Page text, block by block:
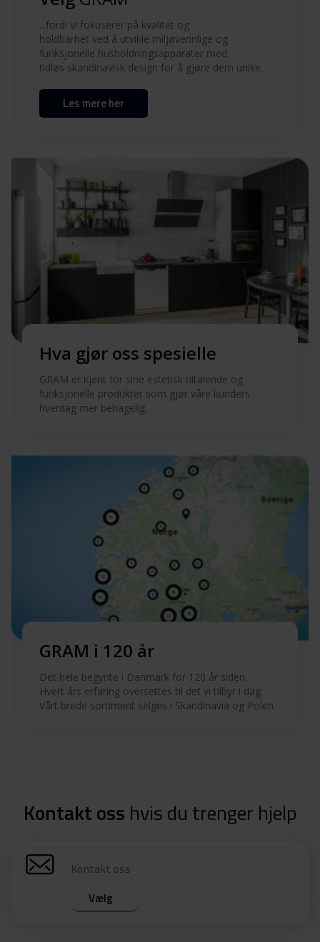
Produktbilde EKIP 12654-92 X
Produktbilde EKIP
Last ned
...fordi vi fokuserer på kvalitet og
holdbarhet ved å utvikle miljøvennlige og
funksjonelle husholdningsapparater med
tidløs skandinavisk design for å gjøre dem unike.
Les mere her
Hva gjør oss spesielle
GRAM er kjent for sine estetisk tiltalende og
funksjonelle produkter som gjør våre kunders
hverdag mer behagelig.
GRAM i 120 år
Det hele begynte i Danmark for 120 år siden.
Hvert års erfaring oversettes til det vi tilbyr i dag.
Vårt brede sortiment selges i Skandinavia og Polen.
Kontakt oss hvis du trenger hjelp
Kontakt oss
Vælg